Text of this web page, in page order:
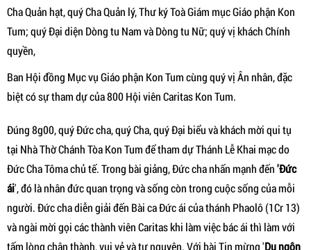
Cha Quản hạt, quý Cha Quản lý, Thư ký Toà Giám mục Giáo phận Kon
Tum; quý Đại diện Dòng tu Nam và Dòng tu Nữ; quý vị khách Chính
quyền,
Ban Hội đồng Mục vụ Giáo phận Kon Tum cùng quý vị Ân nhân, đặc
biệt có sự tham dự của 800 Hội viên Caritas Kon Tum.
Đúng 8g00, quý Đức cha, quý Cha, quý Đại biểu và khách mời qui tụ
tại Nhà Thờ Chánh Tòa Kon Tum để tham dự Thánh Lễ Khai mạc do
Đức Cha Tôma chủ tế. Trong bài giảng, Đức cha nhấn mạnh đến'Đức
ái', đó là nhân đức quan trọng và sống còn trong cuộc sống của mỗi
người. Đức cha diễn giải đến Bài ca Đức ái của thánh Phaolô (1Cr 13)
và ngài mời gọi các thành viên Caritas khi làm việc bác ái thì làm với
tấm lòng chân thành, vui vẻ và tự nguyện. Với bài Tin mừng 'Dụ ngôn